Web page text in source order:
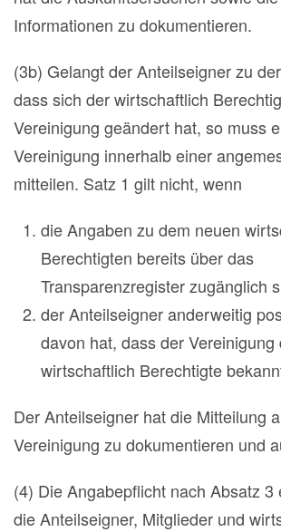
Informationen zu dokumentieren.
(3b) Gelangt der Anteilseigner zu
dass sich der wirtschaftlich
Vereinigung geändert hat, so muss
Vereinigung innerhalb einer
mitteilen. Satz 1 gilt nicht, wenn
die Angaben zu dem neuen
Berechtigten bereits über das
Transparenzregister zugänglich
der Anteilseigner anderweitig
davon hat, dass der Vereinigung
wirtschaftlich Berechtigte
Der Anteilseigner hat die Mitteilung
Vereinigung zu dokumentieren und
(4) Die Angabepflicht nach Absatz 3
die Anteilseigner, Mitglieder und